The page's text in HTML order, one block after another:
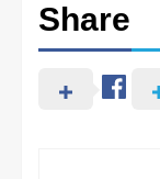
Share